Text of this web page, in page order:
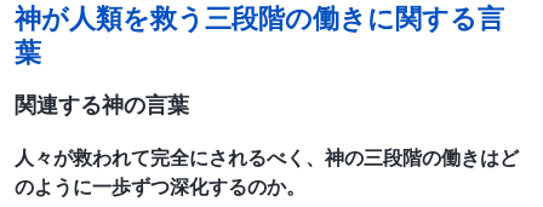
神が人類を救う三段階の働きに関する言
葉
関連する神の言葉
人々が救われて完全にされるべく、神の三段階の働きはど
のように一歩ずつ深化するのか。